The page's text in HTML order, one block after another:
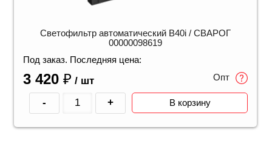
Светофильтр автоматический B40i / СВАРОГ
00000098619
Под заказ. Последняя цена:
3 420 ₽ / шт Опт
- + В корзину